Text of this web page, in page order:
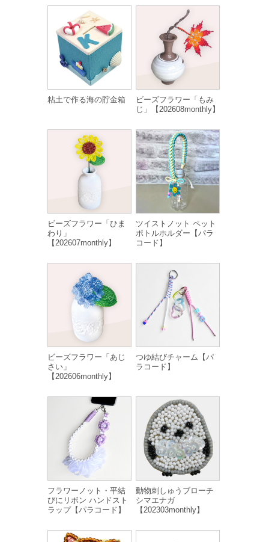
粘土で作る海の貯金箱
ビーズフラワー「もみ
じ」【202608monthly】
ビーズフラワー「ひま
わり」
【202607monthly】
ツイストノット ペット
ボトルホルダー【パラ
コード】
ビーズフラワー「あじ
さい」
【202606monthly】
つゆ結びチャーム【パ
ラコード】
フラワーノット・平結
びにリボン ハンドスト
ラップ【パラコード】
動物刺しゅうブローチ
シマエナガ
【202303monthly】